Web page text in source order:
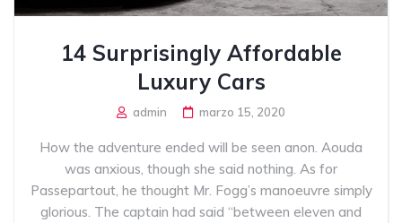
14 Surprisingly Affordable
Luxury Cars
admin marzo 15, 2020
How the adventure ended will be seen anon. Aouda
was anxious, though she said nothing. As for
Passepartout, he thought Mr. Fogg’s manoeuvre simply
glorious. The captain had said “between eleven and